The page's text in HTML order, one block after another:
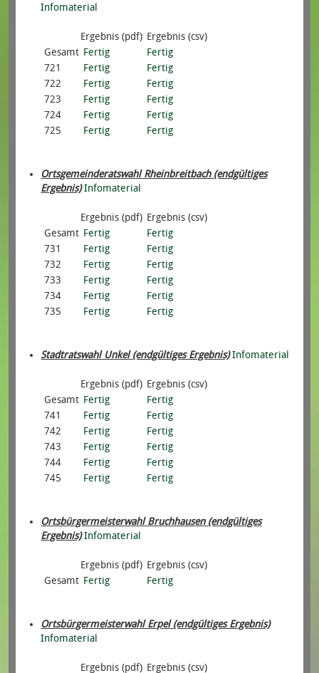
Infomaterial
Ergebnis (pdf) Ergebnis (csv)
Gesamt Fertig
Fertig
721
Fertig
Fertig
722
Fertig
Fertig
723
Fertig
Fertig
724
Fertig
Fertig
725
Fertig Fertig
Ortsgemeinderatswahl Rheinbreitbach (endgültiges
Ergebnis) Infomaterial
Ergebnis (pdf) Ergebnis (csv)
Gesamt Fertig
Fertig
731
Fertig
Fertig
732
Fertig
Fertig
733
Fertig
Fertig
734
Fertig
Fertig
735
Fertig Fertig
Stadtratswahl Unkel (endgültiges Ergebnis) Infomaterial
Ergebnis (pdf) Ergebnis (csv)
Gesamt Fertig
Fertig
741
Fertig
Fertig
742
Fertig
Fertig
743
Fertig
Fertig
744
Fertig
Fertig
745
Fertig Fertig
Ortsbürgermeisterwahl Bruchhausen (endgültiges
Ergebnis) Infomaterial
Ergebnis (pdf) Ergebnis (csv)
Gesamt Fertig Fertig
Ortsbürgermeisterwahl Erpel (endgültiges Ergebnis)
Infomaterial
Ergebnis (pdf) Ergebnis (csv)